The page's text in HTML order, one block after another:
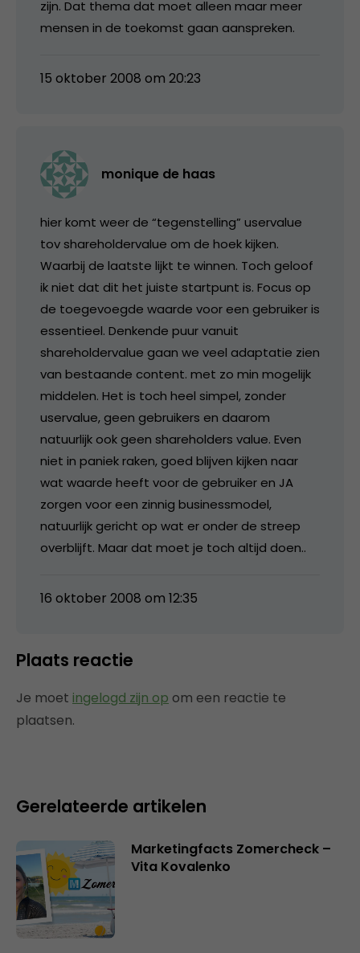
zijn. Dat thema dat moet alleen maar meer
mensen in de toekomst gaan aanspreken.
15 oktober 2008 om 20:23
monique de haas
hier komt weer de “tegenstelling” uservalue
tov shareholdervalue om de hoek kijken.
Waarbij de laatste lijkt te winnen. Toch geloof
ik niet dat dit het juiste startpunt is. Focus op
de toegevoegde waarde voor een gebruiker is
essentieel. Denkende puur vanuit
shareholdervalue gaan we veel adaptatie zien
van bestaande content. met zo min mogelijk
middelen. Het is toch heel simpel, zonder
uservalue, geen gebruikers en daarom
natuurlijk ook geen shareholders value. Even
niet in paniek raken, goed blijven kijken naar
wat waarde heeft voor de gebruiker en JA
zorgen voor een zinnig businessmodel,
natuurlijk gericht op wat er onder de streep
overblijft. Maar dat moet je toch altijd doen..
16 oktober 2008 om 12:35
Plaats reactie
Je moet ingelogd zijn op om een reactie te
plaatsen.
Gerelateerde artikelen
Marketingfacts Zomercheck –
Vita Kovalenko